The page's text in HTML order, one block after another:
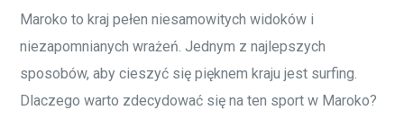
Maroko to kraj pełen niesamowitych widoków i
niezapomnianych wrażeń. Jednym z najlepszych
sposobów, aby cieszyć się pięknem kraju jest surfing.
Dlaczego warto zdecydować się na ten sport w Maroko?